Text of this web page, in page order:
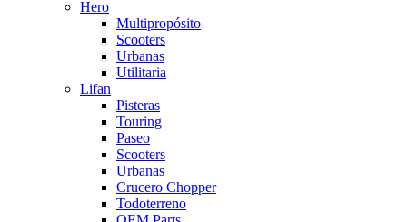
Hero
Multipropósito
Scooters
Urbanas
Utilitaria
Lifan
Pisteras
Touring
Paseo
Scooters
Urbanas
Crucero Chopper
Todoterreno